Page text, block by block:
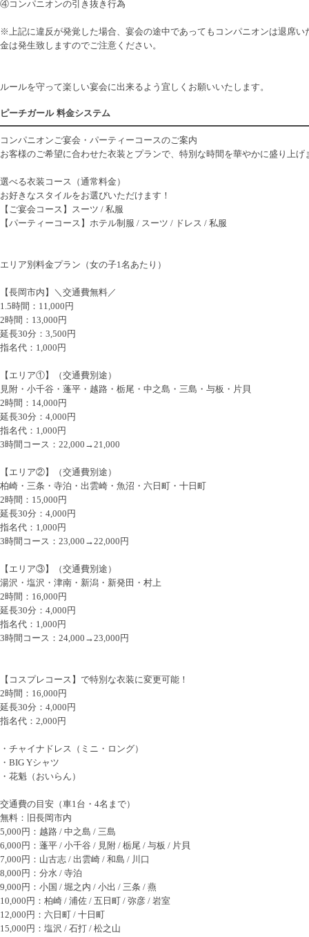
④コンパニオンの引き抜き行為
※上記に違反が発覚した場合、宴会の途中であってもコンパニオンは退席
金は発生致しますのでご注意ください。
ルールを守って楽しい宴会に出来るよう宜しくお願いいたします。
ピーチガール 料金システム
コンパニオンご宴会・パーティーコースのご案内
お客様のご希望に合わせた衣装とプランで、特別な時間を華やかに盛り上げ
選べる衣装コース（通常料金）
お好きなスタイルをお選びいただけます！
【ご宴会コース】スーツ / 私服
【パーティーコース】ホテル制服 / スーツ / ドレス / 私服
エリア別料金プラン（女の子1名あたり）
【長岡市内】＼交通費無料／
1.5時間：11,000円
2時間：13,000円
延長30分：3,500円
指名代：1,000円
【エリア①】（交通費別途）
見附・小千谷・蓬平・越路・栃尾・中之島・三島・与板・片貝
2時間：14,000円
延長30分：4,000円
指名代：1,000円
3時間コース：22,000→21,000
【エリア②】（交通費別途）
柏崎・三条・寺泊・出雲崎・魚沼・六日町・十日町
2時間：15,000円
延長30分：4,000円
指名代：1,000円
3時間コース：23,000→22,000円
【エリア③】（交通費別途）
湯沢・塩沢・津南・新潟・新発田・村上
2時間：16,000円
延長30分：4,000円
指名代：1,000円
3時間コース：24,000→23,000円
【コスプレコース】で特別な衣装に変更可能！
2時間：16,000円
延長30分：4,000円
指名代：2,000円
・チャイナドレス（ミニ・ロング）
・BIG Yシャツ
・花魁（おいらん）
交通費の目安（車1台・4名まで）
無料：旧長岡市内
5,000円：越路 / 中之島 / 三島
6,000円：蓬平 / 小千谷 / 見附 / 栃尾 / 与板 / 片貝
7,000円：山古志 / 出雲崎 / 和島 / 川口
8,000円：分水 / 寺泊
9,000円：小国 / 堀之内 / 小出 / 三条 / 燕
10,000円：柏崎 / 浦佐 / 五日町 / 弥彦 / 岩室
12,000円：六日町 / 十日町
15,000円：塩沢 / 石打 / 松之山